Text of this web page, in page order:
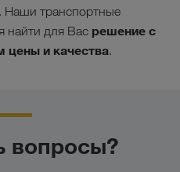
. Наши транспортные
найти для Вас решение с
цены и качества.
вопросы?